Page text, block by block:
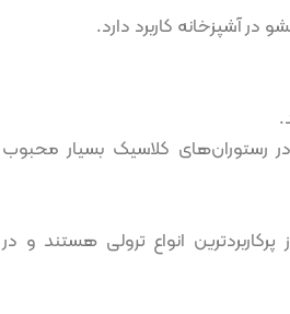
آشپزخانه کاربرد دارد.
رستوران‌های کلاسیک بسیار محبوب
انواع ترولی هستند و در